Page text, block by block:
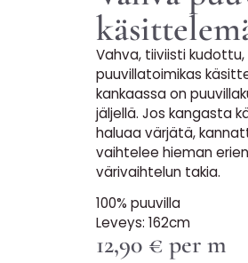
Vahva, tiiviisti
puuvillatoimikas
kankaassa on
jäljellä. Jos kangasta
haluaa värjätä,
vaihtelee hieman
värivaihtelun takia.
100% puuvilla
Leveys: 162cm
12,90 € per m